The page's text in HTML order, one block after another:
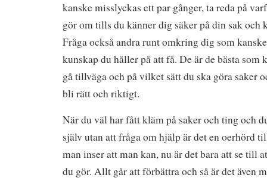
kanske misslyckas ett par gånger, ta reda på
gör om tills du känner dig säker på din sak och
Fråga också andra runt omkring dig som
kunskap du håller på att få. De är de bästa som
gå tillväga och på vilket sätt du ska göra saker
bli rätt och riktigt.
När du väl har fått kläm på saker och ting och
själv utan att fråga om hjälp är det en oerhörd
man inser att man kan, nu är det bara att se till
du gör. Allt går att förbättra och så är det även